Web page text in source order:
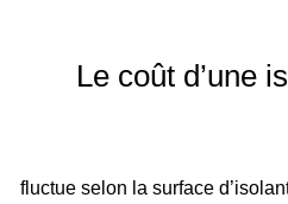
Le coût d’une
fluctue selon la surface